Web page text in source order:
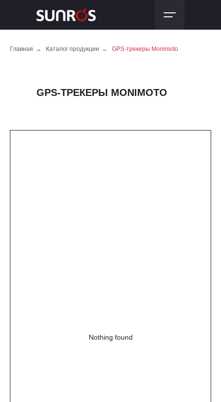
Главная → Каталог продукции → GPS-трекеры Monimoto
GPS-ТРЕКЕРЫ MONIMOTO
Nothing found